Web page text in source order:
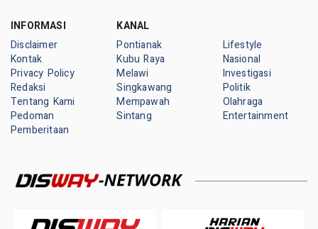
INFORMASI
Disclaimer
Kontak
Privacy Policy
Redaksi
Tentang Kami
Pedoman
Pemberitaan
KANAL
Pontianak
Kubu Raya
Melawi
Singkawang
Mempawah
Sintang
Lifestyle
Nasional
Investigasi
Politik
Olahraga
Entertainment